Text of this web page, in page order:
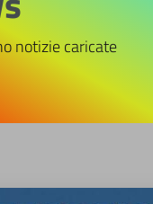
notizie caricate